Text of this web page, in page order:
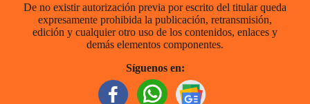
De no existir autorización previa por escrito del titular queda
expresamente prohibida la publicación, retransmisión,
edición y cualquier otro uso de los contenidos, enlaces y
demás elementos componentes.
Síguenos en: